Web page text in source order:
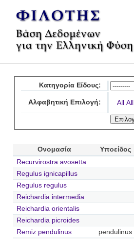
Κατηγορία Είδους:
Αλφαβητική Επιλογή: All All
Ονομασία Υποείδος
Recurvirostra avosetta
Regulus ignicapillus
Regulus regulus
Reichardia intermedia
Reichardia orientalis
Reichardia picroides
Remiz pendulinus
pendulinus